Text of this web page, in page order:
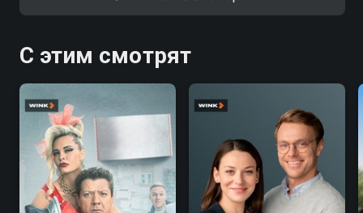
С этим смотрят